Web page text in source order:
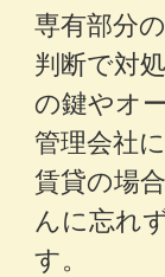
専有部分
判断で対
の鍵やオ
管理会社
賃貸の場
んに忘れ
す。